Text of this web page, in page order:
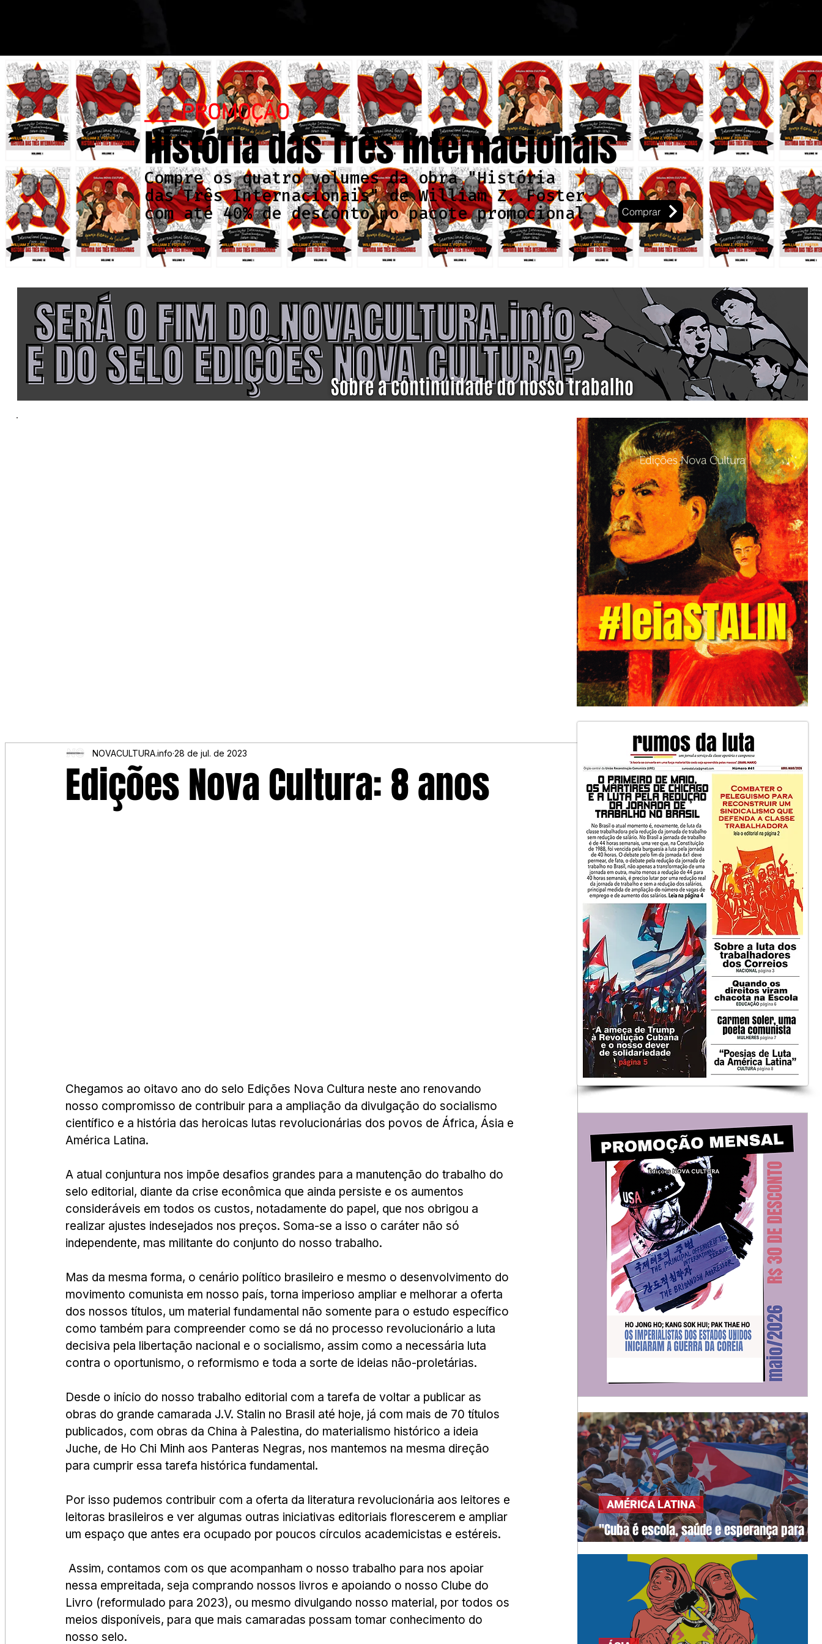
Compre os quatro volumes da obra "História
das Três Internacionais" de William Z. Foster
com até 40% de desconto no pacote promocional
___ PROMOÇÃO
História das Três Internacionais
Comprar
Edições Nova Cultura: 8 anos
NOVACULTURA.info 28 de jul. de 2023
Chegamos ao oitavo ano do selo Edições Nova Cultura neste ano renovando
nosso compromisso de contribuir para a ampliação da divulgação do socialismo
científico e a história das heroicas lutas revolucionárias dos povos de África, Ásia e
América Latina.
A atual conjuntura nos impõe desafios grandes para a manutenção do trabalho do
selo editorial, diante da crise econômica que ainda persiste e os aumentos
consideráveis em todos os custos, notadamente do papel, que nos obrigou a
realizar ajustes indesejados nos preços. Soma-se a isso o caráter não só
independente, mas militante do conjunto do nosso trabalho.
Mas da mesma forma, o cenário político brasileiro e mesmo o desenvolvimento do
movimento comunista em nosso país, torna imperioso ampliar e melhorar a oferta
dos nossos títulos, um material fundamental não somente para o estudo específico
como também para compreender como se dá no processo revolucionário a luta
decisiva pela libertação nacional e o socialismo, assim como a necessária luta
contra o oportunismo, o reformismo e toda a sorte de ideias não-proletárias.
Desde o início do nosso trabalho editorial com a tarefa de voltar a publicar as
obras do grande camarada J.V. Stalin no Brasil até hoje, já com mais de 70 títulos
publicados, com obras da China à Palestina, do materialismo histórico a ideia
Juche, de Ho Chi Minh aos Panteras Negras, nos mantemos na mesma direção
para cumprir essa tarefa histórica fundamental.
Por isso pudemos contribuir com a oferta da literatura revolucionária aos leitores e
leitoras brasileiros e ver algumas outras iniciativas editoriais florescerem e ampliar
um espaço que antes era ocupado por poucos círculos academicistas e estéreis.
nessa empreitada, seja comprando nossos livros e apoiando o nosso Clube do
Livro (reformulado para 2023), ou mesmo divulgando nosso material, por todos os
meios disponíveis, para que mais camaradas possam tomar conhecimento do
nosso selo.
"Cuba é escola, saúde e esperança para o
AMÉRICA LATINA